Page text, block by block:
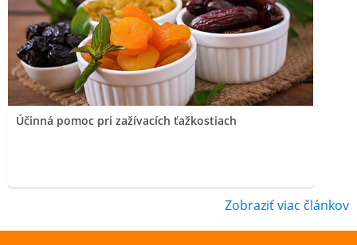
Účinná pomoc pri zažívacích ťažkostiach
Zobraziť viac článkov